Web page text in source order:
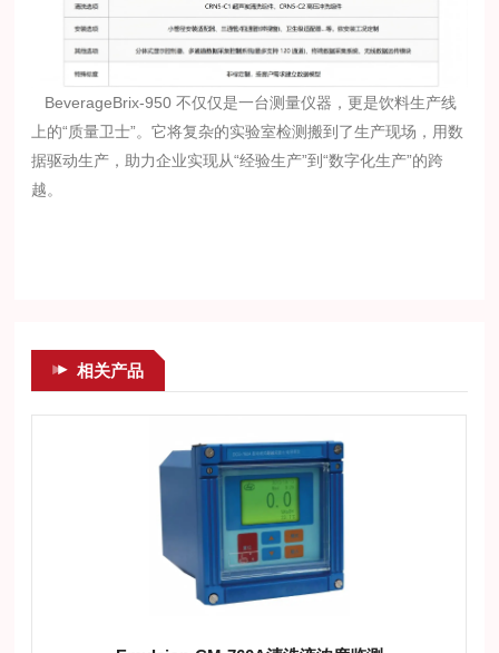
BeverageBrix-950 不仅仅是一台测量仪器，更是饮料生产线
上的“质量卫士”。它将复杂的实验室检测搬到了生产现场，用数
据驱动生产，助力企业实现从“经验生产”到“数字化生产”的跨
越。
相关产品